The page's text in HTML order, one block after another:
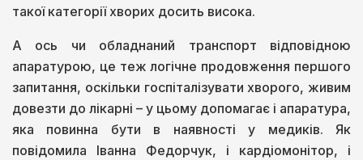
такої категорії хворих досить висока.
А ось чи обладнаний транспорт відповідною
апаратурою, це теж логічне продовження першого
запитання, оскільки госпіталізувати хворого, живим
довезти до лікарні – у цьому допомагає і апаратура,
яка повинна бути в наявності у медиків. Як
повідомила Іванна Федорчук, і кардіомонітор, і